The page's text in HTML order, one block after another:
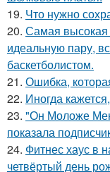
19. Что нужно
20. Самая
идеальную пару,
баскетболистом.
21. Ошибка,
22. Иногда
23. "Он Моложе
показала
24. Фитнес хаус в
четвёртый день